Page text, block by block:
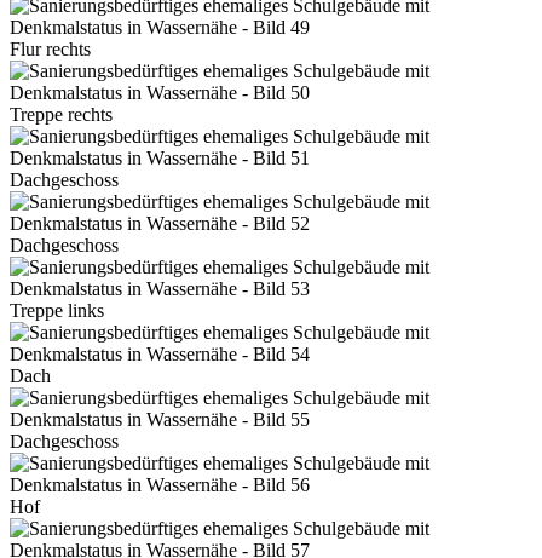
Flur rechts
Treppe rechts
Dachgeschoss
Dachgeschoss
Treppe links
Dach
Dachgeschoss
Hof